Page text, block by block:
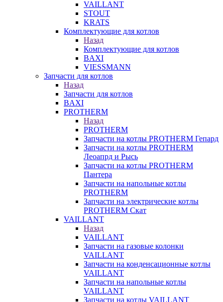
VAILLANT
STOUT
KRATS
Комплектующие для котлов
Назад
Комплектующие для котлов
BAXI
VIESSMANN
Запчасти для котлов
Назад
Запчасти для котлов
BAXI
PROTHERM
Назад
PROTHERM
Запчасти на котлы PROTHERM Гепард
Запчасти на котлы PROTHERM
Леоапрд и Рысь
Запчасти на котлы PROTHERM
Пантера
Запчасти на напольные котлы
PROTHERM
Запчасти на электрические котлы
PROTHERM Скат
VAILLANT
Назад
VAILLANT
Запчасти на газовые колонки
VAILLANT
Запчасти на конденсационные котлы
VAILLANT
Запчасти на напольные котлы
VAILLANT
Запчасти на котлы VAILLANT